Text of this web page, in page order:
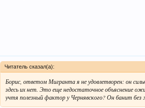
Читатель сказал(а):
Борис, ответом Мигранта я не удовлетворен: он
здесь их нет. Это еще недостаточное объяснение
учтя полезный фактор у Чернявского? Он банит без